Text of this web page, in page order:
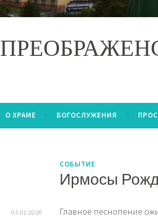
О ХРАМЕ БОГОСЛУЖЕНИЯ
СОБЫТИЕ
Ирмосы
03.01.2026
Главное песнопение